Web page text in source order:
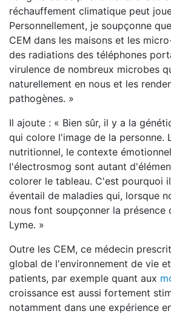
réchauffement climatique peut
Personnellement, je soupçonne
CEM dans les maisons et les
des radiations des téléphones
virulence de nombreux microbes
naturellement en nous et les
pathogènes. »
Il ajoute : « Bien sûr, il y a la
qui colore l'image de la personne.
nutritionnel, le contexte
l'électrosmog sont autant
colorer le tableau. C'est pourquoi
éventail de maladies qui, lorsque
nous font soupçonner la présence
Lyme. »
Outre les CEM, ce médecin
global de l'environnement de vie
patients, par exemple quant aux
croissance est aussi fortement
notamment dans une expérience